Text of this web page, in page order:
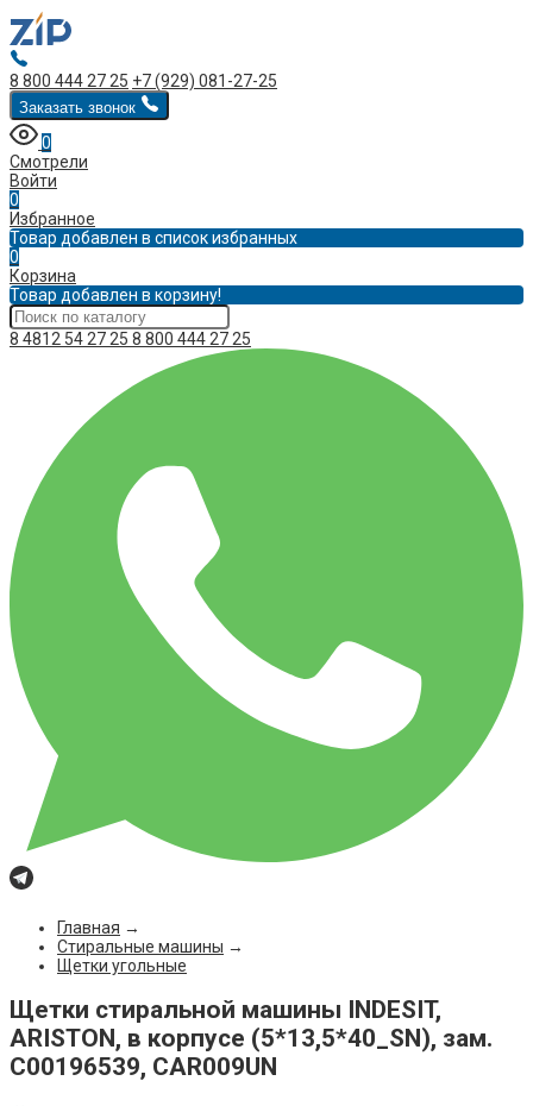
8 800 444 27 25 +7 (929) 081-27-25
Заказать звонок
0
Смотрели
Войти
0
Избранное
Товар добавлен в список избранных
0
Корзина
Товар добавлен в корзину!
8 4812 54 27 25 8 800 444 27 25
Главная →
Стиральные машины →
Щетки угольные
Щетки стиральной машины INDESIT,
ARISTON, в корпусе (5*13,5*40_SN), зам.
C00196539, CAR009UN